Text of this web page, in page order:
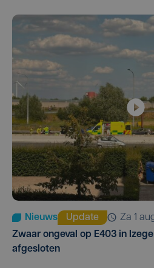
Nieuws Update
za 1
Zwaar ongeval op E403 in
afgesloten